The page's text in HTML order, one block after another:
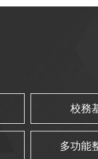
校務
多功能